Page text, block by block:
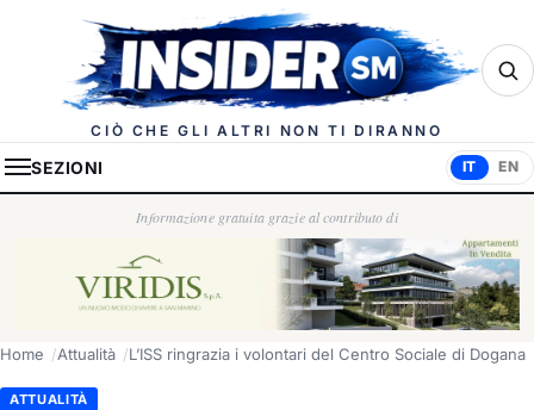
Insider.sm
CIÒ CHE GLI ALTRI NON TI DIRANNO
SEZIONI IT EN
Informazione gratuita grazie al contributo di
Home Attualità L’ISS ringrazia i volontari del Centro Sociale di Dogana
ATTUALITÀ